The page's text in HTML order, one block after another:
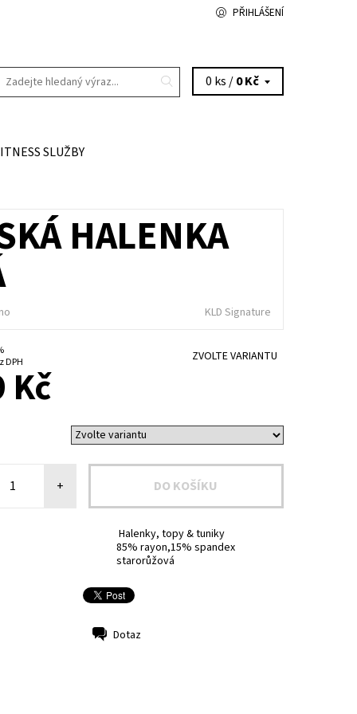
PŘIHLÁŠENÍ
0 ks /0 Kč
SLUŽBY
HALENKA
KLD Signature
bez DPH
ZVOLTE VARIANTU
Kč
+
Halenky, topy & tuniky
85% rayon,15% spandex
starorůžová
Dotaz